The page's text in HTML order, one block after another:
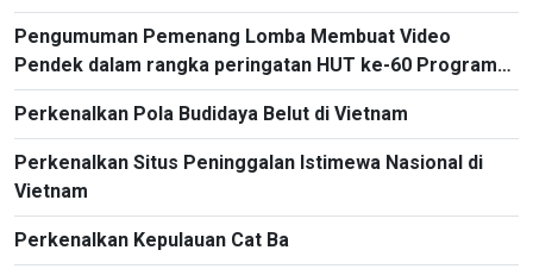
Pengumuman Pemenang Lomba Membuat Video
Pendek dalam rangka peringatan HUT ke-60 Program
Siaran Bahasa Indonesia, VOV5
Perkenalkan Pola Budidaya Belut di Vietnam
Perkenalkan Situs Peninggalan Istimewa Nasional di
Vietnam
Perkenalkan Kepulauan Cat Ba